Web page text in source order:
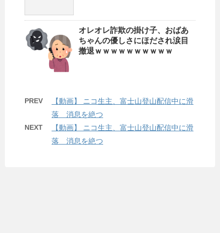
オレオレ詐欺の掛け子、おばあ
ちゃんの優しさにほだされ涙目
撤退ｗｗｗｗｗｗｗｗｗｗ
PREV
【動画】 ニコ生主、富士山登山配信中に滑
落 消息を絶つ
NEXT
【動画】 ニコ生主、富士山登山配信中に滑
落 消息を絶つ